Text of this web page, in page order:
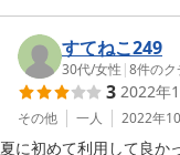
今後ともお客様のニー
しておりますので、ご
また、お客様にお会い
すてねこ249
30代/女性 |8件のク
3 2022年
その他 一人 2022年
夏に初めて利用して良か